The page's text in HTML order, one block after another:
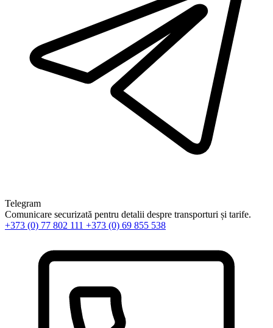
Telegram
Comunicare securizată pentru detalii despre transporturi și tarife.
+373 (0) 77 802 111 +373 (0) 69 855 538